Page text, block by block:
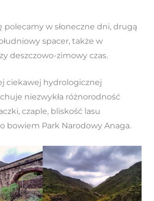
polecamy w słoneczne dni, drugą
spacer, także w
deszczowo-zimowy czas.
ciekawej hydrologicznej
niezwykła różnorodność
czaple, bliskość lasu
bowiem Park Narodowy Anaga.